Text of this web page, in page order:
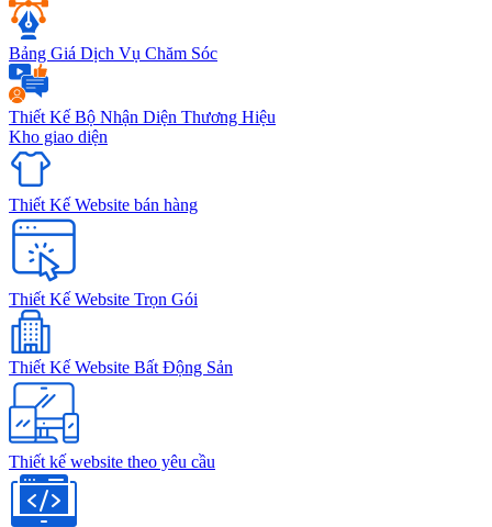
Bảng Giá Dịch Vụ Chăm Sóc
Thiết Kế Bộ Nhận Diện Thương Hiệu
Kho giao diện
Thiết Kế Website bán hàng
Thiết Kế Website Trọn Gói
Thiết Kế Website Bất Động Sản
Thiết kế website theo yêu cầu